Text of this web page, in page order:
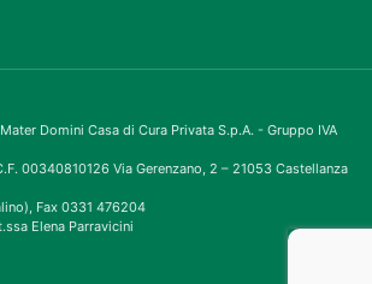
Domini Casa di Cura Privata S.p.A. - Gruppo IVA
00340810126 Via Gerenzano, 2 – 21053 Castellanza
Fax 0331 476204
Elena Parravicini